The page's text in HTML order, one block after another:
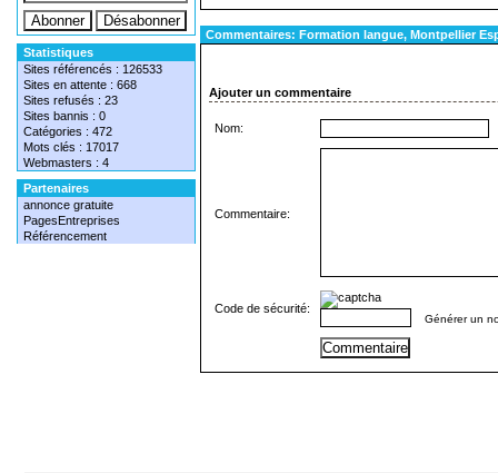
Statistiques
Sites référencés : 126533
Sites en attente : 668
Sites refusés : 23
Sites bannis : 0
Catégories : 472
Mots clés : 17017
Webmasters : 4
Partenaires
annonce gratuite
PagesEntreprises
Référencement
Commentaires: Formation langue, Montpellier
Ajouter un commentaire
Nom:
Commentaire:
Code de sécurité:
Générer un